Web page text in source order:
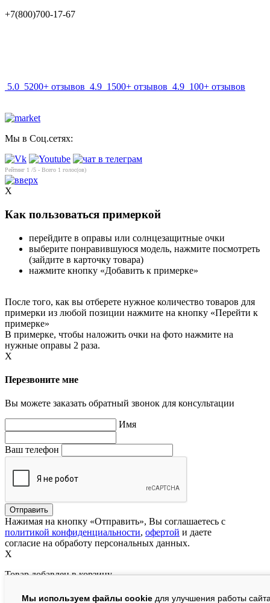
+7(800)700-17-67
5.0 5200+ отзывов 4.9 1500+ отзывов 4.9 100+ отзывов
Мы в Соц.сетях:
Рейтинг 1 /5 - Всего 1 голос(ов)
Мы используем файлы cookie для улучшения работы
X
Как пользоваться примеркой
перейдите в оправы или солнцезащитные очки
выберите понравившуюся модель, нажмите посмотреть
(зайдите в карточку товара)
нажмите кнопку «Добавить к примерке»
После того, как вы отберете нужное количество товаров для
примерки из любой позиции нажмите на кнопку «Перейти к
примерке»
В примерке, чтобы наложить очки на фото нажмите на
нужные оправы 2 раза.
X
Перезвоните мне
Вы можете заказать обратный звонок для консультации
Имя
Ваш телефон
Нажимая на кнопку «Отправить», Вы соглашаетесь с
политикой конфиденциальности, офертой и даете
согласие на обработу персональных данных.
X
Товар добавлен в корзину